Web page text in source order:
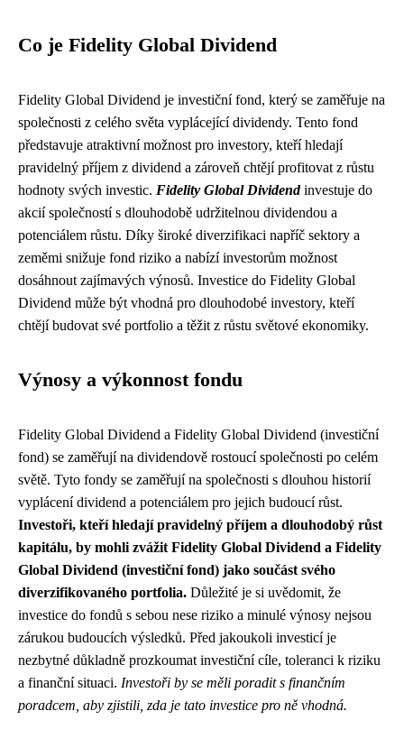
Co je Fidelity Global Dividend
Fidelity Global Dividend je investiční fond, který se zaměřuje na
společnosti z celého světa vyplácející dividendy. Tento fond
představuje atraktivní možnost pro investory, kteří hledají
pravidelný příjem z dividend a zároveň chtějí profitovat z růstu
hodnoty svých investic. Fidelity Global Dividendinvestuje do
akcií společností s dlouhodobě udržitelnou dividendou a
potenciálem růstu. Díky široké diverzifikaci napříč sektory a
zeměmi snižuje fond riziko a nabízí investorům možnost
dosáhnout zajímavých výnosů. Investice do Fidelity Global
Dividend může být vhodná pro dlouhodobé investory, kteří
chtějí budovat své portfolio a těžit z růstu světové ekonomiky.
Výnosy a výkonnost fondu
Fidelity Global Dividend a Fidelity Global Dividend (investiční
fond) se zaměřují na dividendově rostoucí společnosti po celém
světě. Tyto fondy se zaměřují na společnosti s dlouhou historií
vyplácení dividend a potenciálem pro jejich budoucí růst.
Investoři, kteří hledají pravidelný příjem a dlouhodobý růst
kapitálu, by mohli zvážit Fidelity Global Dividend a Fidelity
Global Dividend (investiční fond) jako součást svého
diverzifikovaného portfolia. Důležité je si uvědomit, že
investice do fondů s sebou nese riziko a minulé výnosy nejsou
zárukou budoucích výsledků. Před jakoukoli investicí je
nezbytné důkladně prozkoumat investiční cíle, toleranci k riziku
a finanční situaci. Investoři by se měli poradit s finančním
poradcem, aby zjistili, zda je tato investice pro ně vhodná.